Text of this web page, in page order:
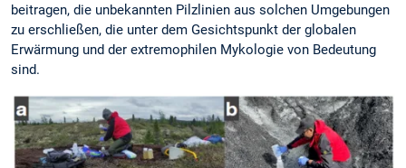
beitragen, die unbekannten Pilzlinien aus solchen Umgebungen
zu erschließen, die unter dem Gesichtspunkt der globalen
Erwärmung und der extremophilen Mykologie von Bedeutung
sind.